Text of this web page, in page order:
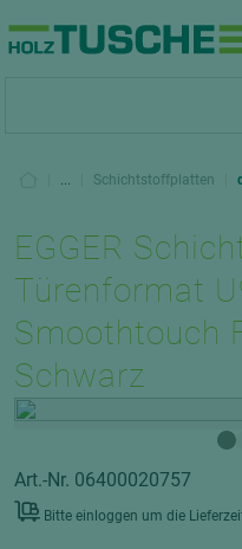
... Schichtstoffplatten
EGGER
Türenformat
Smoothtouch
Schwarz
Art.-Nr. 06400020757
Bitte einloggen um die